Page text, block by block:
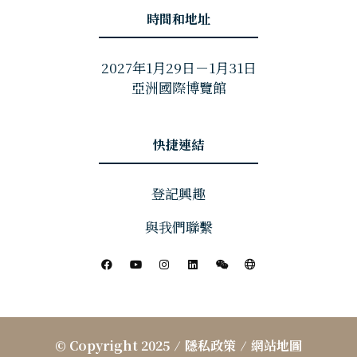
時間和地址
2027年1月29日－1月31日
亞洲國際博覽館
快捷連結
登記興趣
與我們聯繫
© Copyright 2025 隱私政策 網站地圖